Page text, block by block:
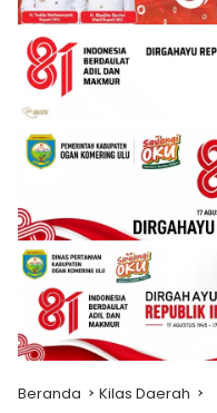
Beranda Kilas Daerah